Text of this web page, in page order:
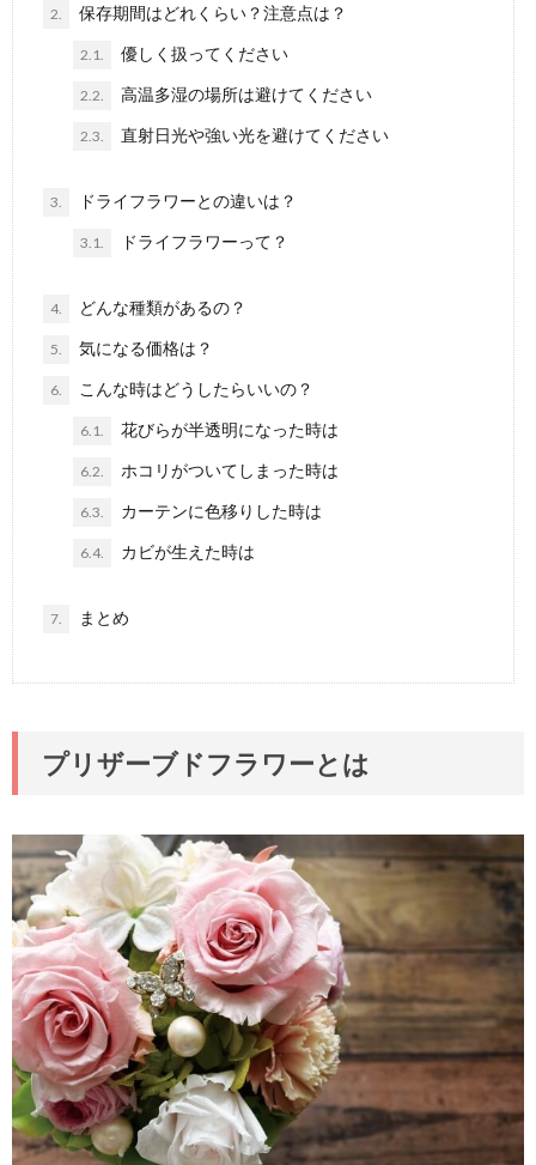
2. 保存期間はどれくらい？注意点は？
2.1. 優しく扱ってください
2.2. 高温多湿の場所は避けてください
2.3. 直射日光や強い光を避けてください
3. ドライフラワーとの違いは？
3.1. ドライフラワーって？
4. どんな種類があるの？
5. 気になる価格は？
6. こんな時はどうしたらいいの？
6.1. 花びらが半透明になった時は
6.2. ホコリがついてしまった時は
6.3. カーテンに色移りした時は
6.4. カビが生えた時は
7. まとめ
プリザーブドフラワーとは